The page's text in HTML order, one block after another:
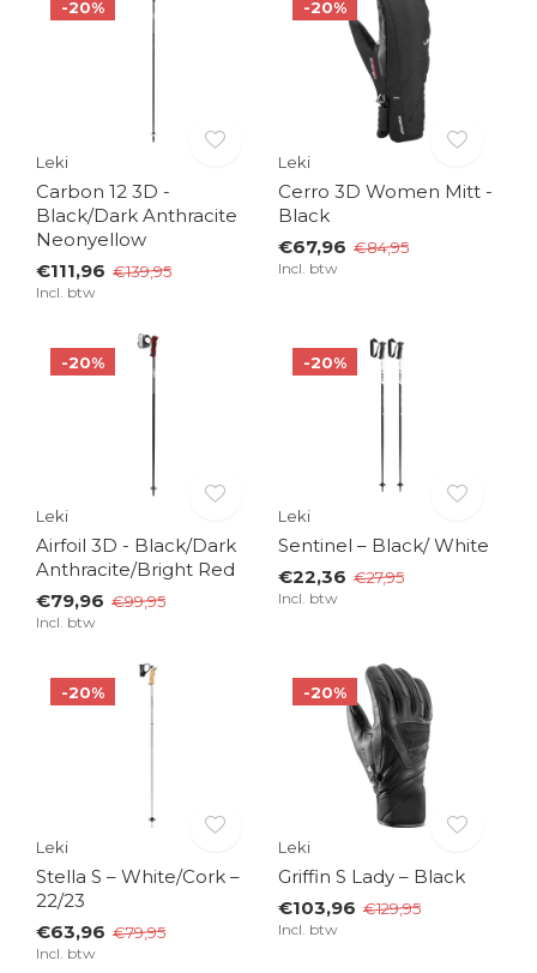
-20%
Leki
Carbon 12 3D -
Black/Dark Anthracite
Neonyellow
€111,96 €139,95
Incl. btw
-20%
Leki
Cerro 3D Women Mitt -
Black
€67,96 €84,95
Incl. btw
-20%
Leki
Airfoil 3D - Black/Dark
Anthracite/Bright Red
€79,96 €99,95
Incl. btw
-20%
Leki
Sentinel – Black/ White
€22,36 €27,95
Incl. btw
-20%
Leki
Stella S – White/Cork –
22/23
€63,96 €79,95
Incl. btw
-20%
Leki
Griffin S Lady – Black
€103,96 €129,95
Incl. btw